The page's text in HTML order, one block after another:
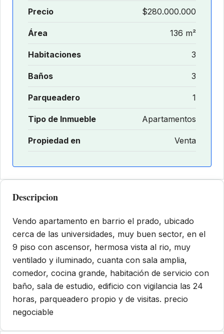
Precio $280.000.000
Área 136 m²
Habitaciones 3
Baños 3
Parqueadero 1
Tipo de Inmueble Apartamentos
Propiedad en Venta
Descripcion
Vendo apartamento en barrio el prado, ubicado
cerca de las universidades, muy buen sector, en el
9 piso con ascensor, hermosa vista al rio, muy
ventilado y iluminado, cuanta con sala amplia,
comedor, cocina grande, habitación de servicio con
baño, sala de estudio, edificio con vigilancia las 24
horas, parqueadero propio y de visitas. precio
negociable